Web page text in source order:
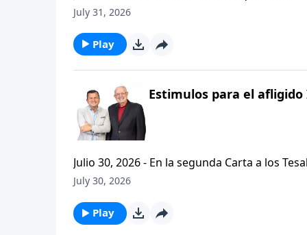
problemas, buscando empaquetar nuestros problemas en
respuestas a nuestros dilemas con esta serie
July 31, 2026
Play
Estimulos para el
Julio 30, 2026 - En la segunda Carta a los
permanezcan firmes y aferrados a las
del mensaje que comenzamos hace un par
July 30, 2026
Play